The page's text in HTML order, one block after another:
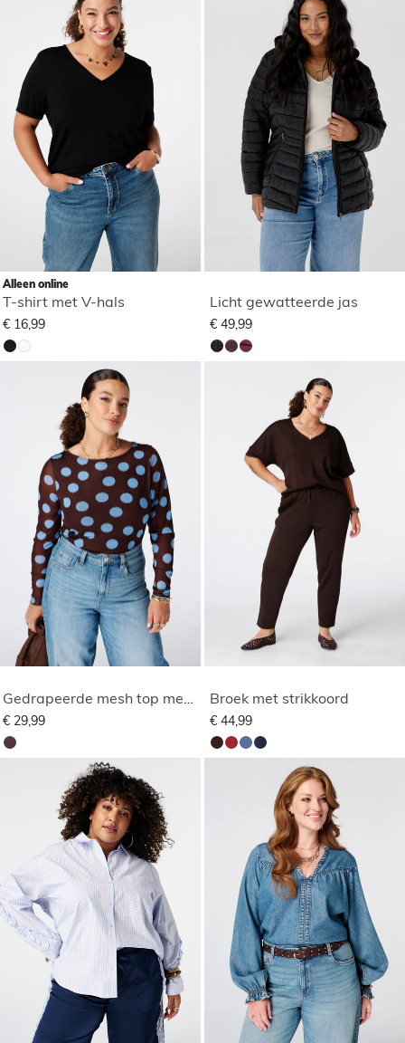
Alleen online
T-shirt met V-hals
€ 16,99
Licht gewatteerde jas
€ 49,99
€ 29,99
Broek met strikkoord
€ 44,99